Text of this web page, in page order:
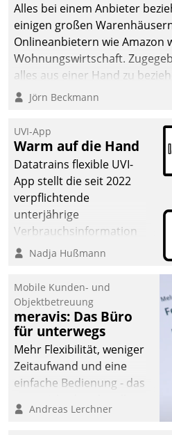
Alles bei einem Anbieter
einigen großen
Onlineanbietern wie Amazon
Wohnungswirtschaft.
alles aus einer Hand zu
Jörn Beckmann
UVI-App
Warm auf die Hand
Datatrains flexible UVI-
App stellt die seit 2022
verpflichtende
unterjährige
Verbrauchsinformation
schnell, zuverlässig und
Die monatlichen
Mitteilungen zum
Heizungs- und
Wasserverbrauch gehen
automatisiert, vollständig
und auf Wunsch über
mehrere zuvor
Kommunikationswege bei
Nadja Hußmann
Mobile Kunden- und
Objektbetreuung
meravis: Das Büro
für unterwegs
Mehr Flexibilität, weniger
Zeitaufwand und eine
einfache Bedienung - das
Cockpit für mobile
Andreas Lerchner